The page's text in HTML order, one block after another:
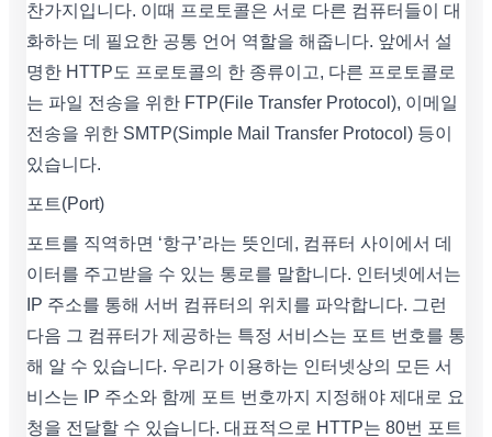
찬가지입니다. 이때 프로토콜은 서로 다른 컴퓨터들이 대
화하는 데 필요한 공통 언어 역할을 해줍니다. 앞에서 설
명한 HTTP도 프로토콜의 한 종류이고, 다른 프로토콜로
는 파일 전송을 위한 FTP(File Transfer Protocol), 이메일
전송을 위한 SMTP(Simple Mail Transfer Protocol) 등이
있습니다.
포트(Port)
포트를 직역하면 ‘항구’라는 뜻인데, 컴퓨터 사이에서 데
이터를 주고받을 수 있는 통로를 말합니다. 인터넷에서는
IP 주소를 통해 서버 컴퓨터의 위치를 파악합니다. 그런
다음 그 컴퓨터가 제공하는 특정 서비스는 포트 번호를 통
해 알 수 있습니다. 우리가 이용하는 인터넷상의 모든 서
비스는 IP 주소와 함께 포트 번호까지 지정해야 제대로 요
청을 전달할 수 있습니다. 대표적으로 HTTP는 80번 포트